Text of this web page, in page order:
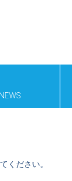
NEWS
ください。